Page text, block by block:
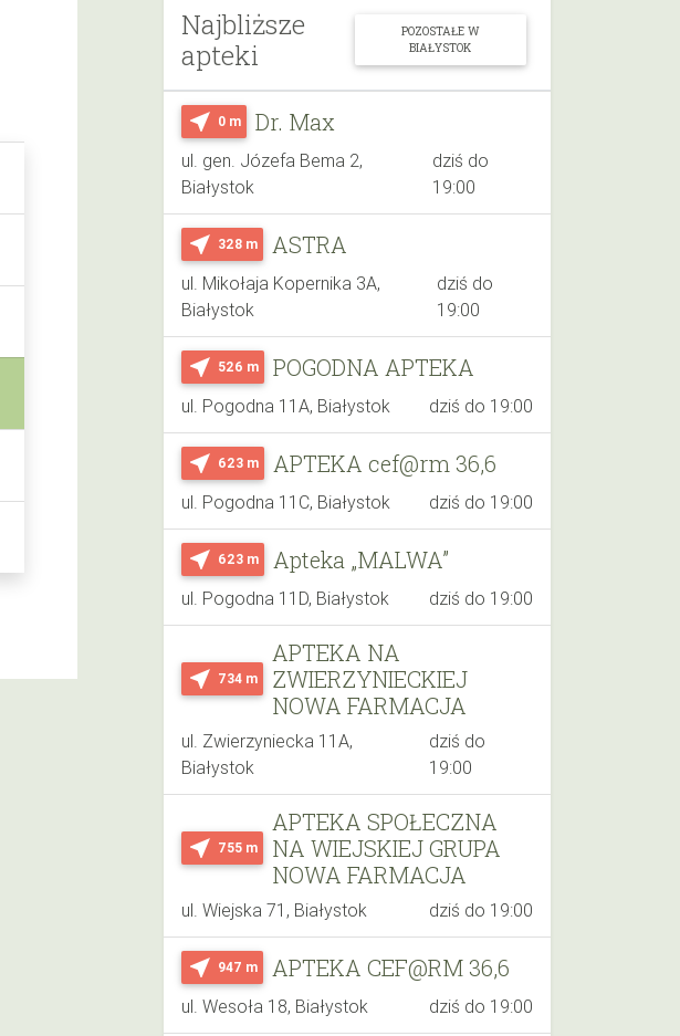
Najbliższe
apteki
POZOSTAŁE W
BIAŁYSTOK
near_me 0 m Dr. Max
ul. gen. Józefa Bema 2,
Białystok
dziś do
19:00
near_me 328 m ASTRA
ul. Mikołaja Kopernika 3A,
Białystok
dziś do
19:00
near_me 526 m POGODNA APTEKA
ul. Pogodna 11A, Białystok dziś do 19:00
near_me 623 m APTEKA cef@rm 36,6
ul. Pogodna 11C, Białystok dziś do 19:00
near_me 623 m Apteka „MALWA”
ul. Pogodna 11D, Białystok dziś do 19:00
near_me 734 m
APTEKA NA
ZWIERZYNIECKIEJ
NOWA FARMACJA
ul. Zwierzyniecka 11A,
Białystok
dziś do
19:00
near_me 755 m
APTEKA SPOŁECZNA
NA WIEJSKIEJ GRUPA
NOWA FARMACJA
ul. Wiejska 71, Białystok dziś do 19:00
near_me 947 m APTEKA CEF@RM 36,6
ul. Wesoła 18, Białystok dziś do 19:00